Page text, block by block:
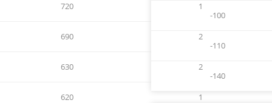
720 1
690 2
630 2
620 1
-100
-110
-140